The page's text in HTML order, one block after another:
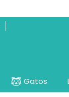
Gatos